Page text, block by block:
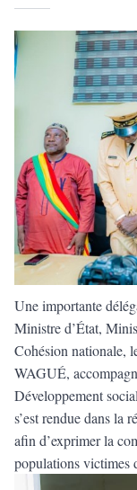
Une importante
Ministre d’État,
Cohésion nationale,
WAGUÉ,
Développement
s’est rendue dans la
afin d’exprimer la
populations victimes